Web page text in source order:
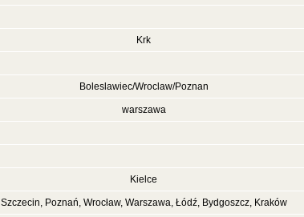
Krk
Boleslawiec/Wroclaw/Poznan
warszawa
Kielce
Szczecin, Poznań, Wrocław, Warszawa, Łódź, Bydgoszcz, Kraków